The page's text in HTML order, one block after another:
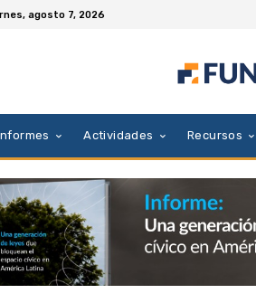
agosto 7, 2026
Actividades Recursos